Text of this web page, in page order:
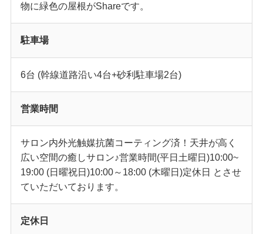
物に緑色の屋根がShareです。
駐車場
6台 (幹線道路沿い4台+砂利駐車場2台)
営業時間
サロン内外光触媒抗菌コーティング済！天井が高く
広い空間の癒しサロン♪営業時間(平日土曜日)10:00~
19:00 (日曜祝日)10:00～18:00 (木曜日)定休日 とさせ
ていただいております。
定休日